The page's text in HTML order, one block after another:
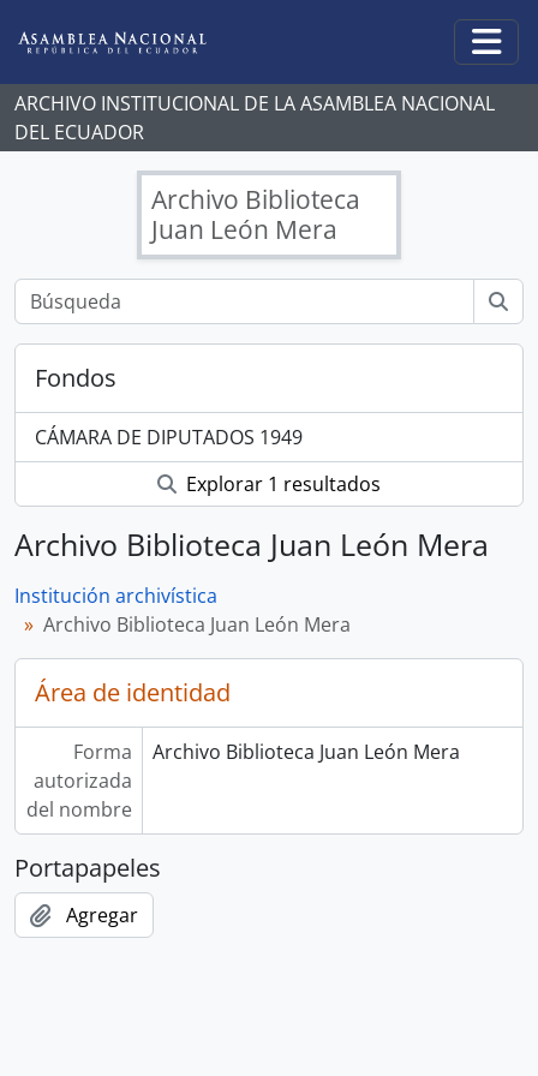
ARCHIVO INSTITUCIONAL DE LA ASAMBLEA NACIONAL
DEL ECUADOR
Archivo Biblioteca
Juan León Mera
Fondos
CÁMARA DE DIPUTADOS 1949
Explorar 1 resultados
Archivo Biblioteca Juan León Mera
Institución archivística
Archivo Biblioteca Juan León Mera
Área de identidad
Forma
autorizada
del nombre
Archivo Biblioteca Juan León Mera
Portapapeles
Agregar